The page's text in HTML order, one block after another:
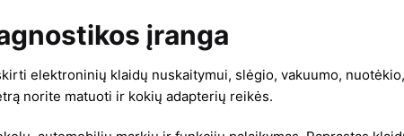
įranga
elektroninių klaidų nuskaitymui, slėgio, vakuumo,
norite matuoti ir kokių adapterių reikės.